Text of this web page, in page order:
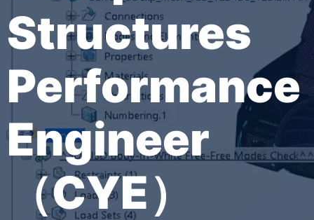
Structures
Performance
Engineer
（CYE）